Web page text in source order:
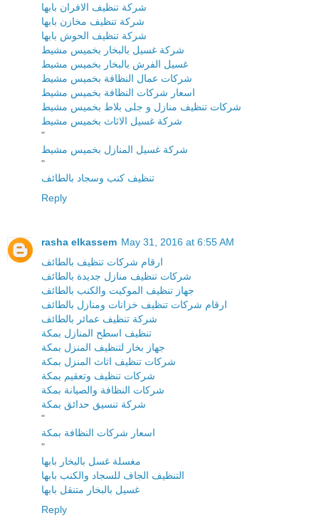
شركة تنظيف الافران بابها
شركة تنظيف مخازن بابها
شركة تنظيف الحوش بابها
شركة غسيل بالبخار بخميس مشيط
غسيل الفرش بالبخار بخميس مشيط
شركات عمال النظافة بخميس مشيط
اسعار شركات النظافة بخميس مشيط
شركات تنظيف منازل و جلى بلاط بخميس مشيط
شركة غسيل الاثاث بخميس مشيط
"
شركة غسيل المنازل بخميس مشيط
"
تنظيف كنب وسجاد بالطائف
Reply
rasha elkassem May 31, 2016 at 6:55 AM
ارقام شركات تنظيف بالطائف
شركات تنظيف منازل جديدة بالطائف
جهاز تنظيف الموكيت والكنب بالطائف
ارقام شركات تنظيف خزانات ومنازل بالطائف
شركة تنظيف عمائر بالطائف
تنظيف اسطح المنازل بمكة
جهاز بخار لتنظيف المنزل بمكة
شركات تنظيف اثاث المنزل بمكة
شركات تنظيف وتعقيم بمكة
شركات النظافة والصيانة بمكة
شركة تنسيق حدائق بمكة
"
اسعار شركات النظافة بمكة
"
مغسلة غسل بالبخار بابها
التنظيف الجاف للسجاد والكنب بابها
غسيل بالبخار متنقل بابها
Reply